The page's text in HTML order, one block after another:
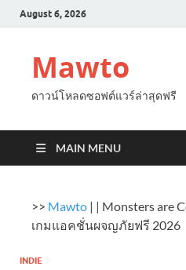
August 6, 2026
Mawto
ดาวน์โหลดซอฟต์แวร์ล่าสุดฟรี
MAIN MENU
>> Mawto | | Monsters are
เกมแอคชั่นผจญภัยฟรี 2026
INDIE